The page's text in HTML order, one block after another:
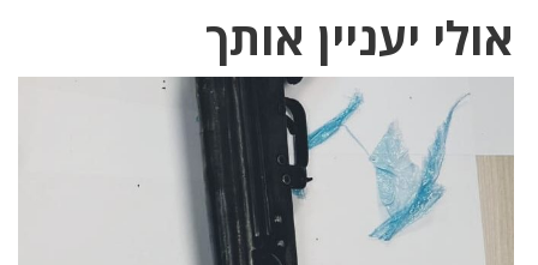
אולי יעניין אותך